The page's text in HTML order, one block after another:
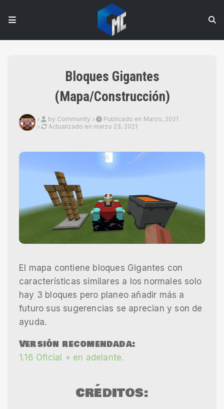
Bloques Gigantes
(Mapa/Construcción)
by Community
Publicado en Marzo, 2021
Actualizado en marzo 23, 2021
El mapa contiene bloques Gigantes con
características similares a los normales solo
hay 3 bloques pero planeo añadir más a
futuro sus sugerencias se aprecian y son de
ayuda.
Versión recomendada:
1.16 Oficial + en adelante.
CRÉDITOS: